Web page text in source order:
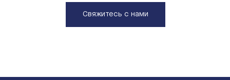
Свяжитесь с нами